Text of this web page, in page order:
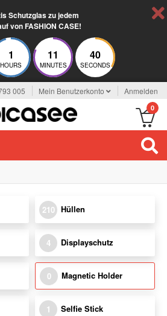
Schutzglas zu jedem
von FASHION CASE!
1
HOURS
11
MINUTES
40
SECONDS
005 Mein Benutzerkonto Anmelden
0
210 Hüllen
4 Displayschutz
0 Magnetic Holder
1 Selfie Stick